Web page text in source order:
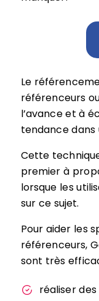
Le
référenceurs
l’avance et à
tendance dans
Cette
premier à
lorsque les
sur ce sujet.
Pour aider les
référenceurs,
sont très
réaliser des